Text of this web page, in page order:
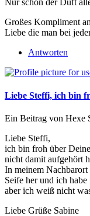
Nur schon der Duft
Großes Kompliment
Liebe die man bei
Antworten
Liebe Steffi, ich bin
Ein Beitrag von Hexe
Liebe Steffi,
ich bin froh über
nicht damit aufgehört
In meinem Nachbarort
Seife her und ich
aber ich weiß nicht
Liebe Grüße Sabine